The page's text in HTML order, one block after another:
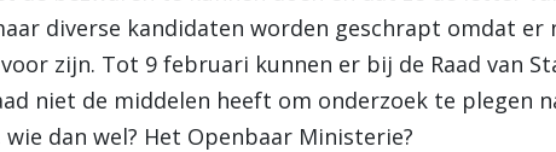
diverse kandidaten worden geschrapt omdat er
zijn. Tot 9 februari kunnen er bij de Raad van
niet de middelen heeft om onderzoek te plegen
dan wel? Het Openbaar Ministerie?